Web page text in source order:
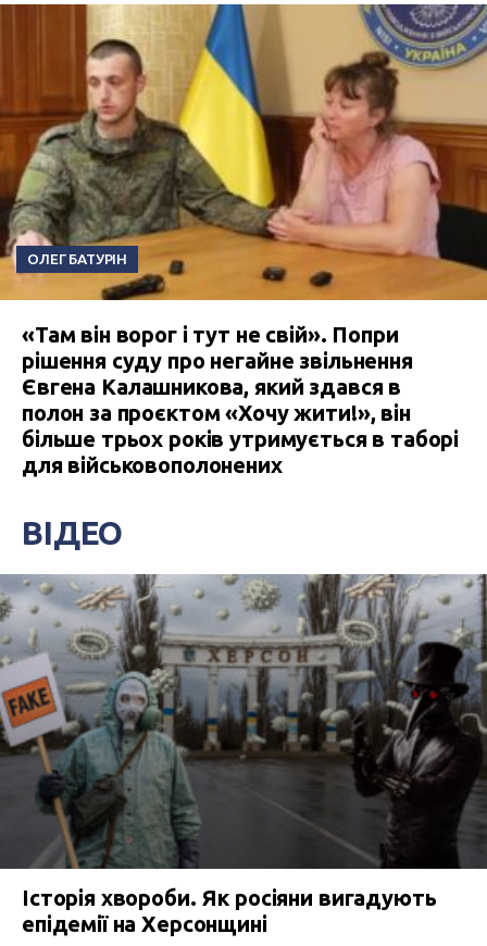
ОЛЕГ БАТУРІН
«Там він ворог і тут не свій». Попри
рішення суду про негайне звільнення
Євгена Калашникова, який здався в
полон за проєктом «Хочу жити!», він
більше трьох років утримується в таборі
для військовополонених
ВІДЕО
Історія хвороби. Як росіяни вигадують
епідемії на Херсонщині